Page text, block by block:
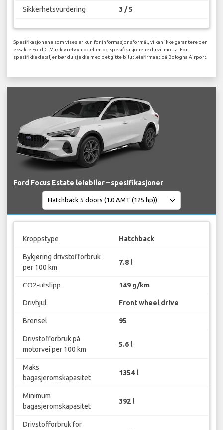
Sikkerhetsvurdering 3 / 5
Spesifikasjonene som vises er kun for informasjonsformål, vi kan ikke garantere den
eksakte Ford C-Max kjøretøymodellen og spesifikasjonene du vil motta. For
spesifikke detaljer bør du sjekke med det gitte bilutleiefirmaet på Bologna Airport.
Ford Focus Estate leiebiler – spesifikasjoner
Kroppstype Hatchback
Bykjøring drivstofforbruk
per 100 km
7.8 l
CO2-utslipp 149 g/km
Drivhjul Front wheel drive
Brensel 95
Drivstofforbruk på
motorvei per 100 km
5.6 l
Maks
bagasjeromskapasitet
1354 l
Minimum
bagasjeromskapasitet
392 l
Drivstofforbruk for